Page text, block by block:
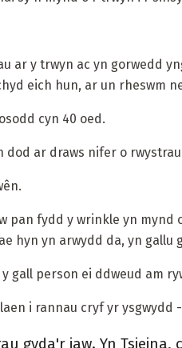
ar y trwyn ac yn gorwedd
eich hun, ar un rheswm
cyn 40 oed.
dod ar draws nifer o
pan fydd y wrinkle yn
hyn yn arwydd da, yn
gall person ei ddweud am
i rannau cryf yr ysgwydd
gyda'r jaw. Yn